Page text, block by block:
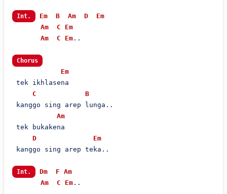
Int. Em B Am D
Em
Am
C
Em
Am
C Em..
Chorus
Em
tek ikhlasena
C
B
kanggo sing arep lunga..
Am
tek bukakena
D
Em
kanggo sing arep teka..
Int. Dm F Am
Am
C Em..